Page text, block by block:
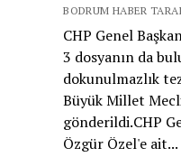
BODRUM HABER
CHP Genel
3 dosyanın da
dokunulmazlık
Büyük Millet
gönderildi.CHP
Özgür Özel'e ait...